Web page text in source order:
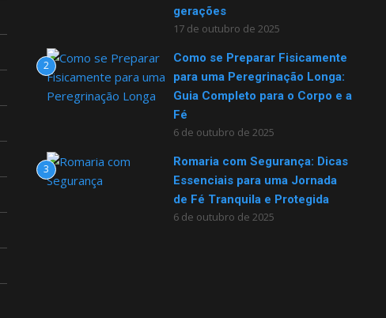
gerações
17 de outubro de 2025
2
Como se Preparar Fisicamente
para uma Peregrinação Longa:
Guia Completo para o Corpo e a
Fé
6 de outubro de 2025
3
Romaria com Segurança: Dicas
Essenciais para uma Jornada
de Fé Tranquila e Protegida
6 de outubro de 2025